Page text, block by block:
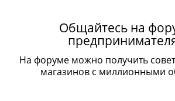
Общайтесь на
На форуме можно получить
магазинов с миллионными